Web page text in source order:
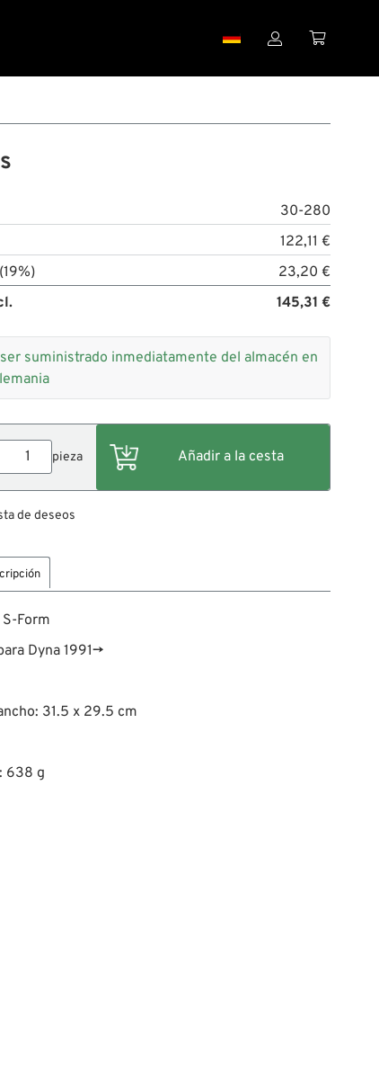
 
30-280
122,11 €
23,20 €
145,31 €
suministrado inmediatamente del almacén en
pieza
de deseos
Form
Dyna 1991→
31.5 x 29.5 cm
638 g